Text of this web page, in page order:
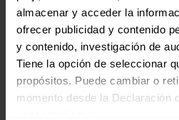
almacenar y acceder la
ofrecer publicidad y contenido
y contenido, investigación de
Tiene la opción de seleccionar
propósitos. Puede cambiar o
momento desde la Declaración
A este respecto, elobjetivo europeo
sitúa en el 42,5%, siendo el
España a ese horizonte del 42%.
Asimismo, destacó que en el 2023 las
eléctrico fueron un 22% inferiores a
en el año 2027, siendo las más bajas
hay registros.